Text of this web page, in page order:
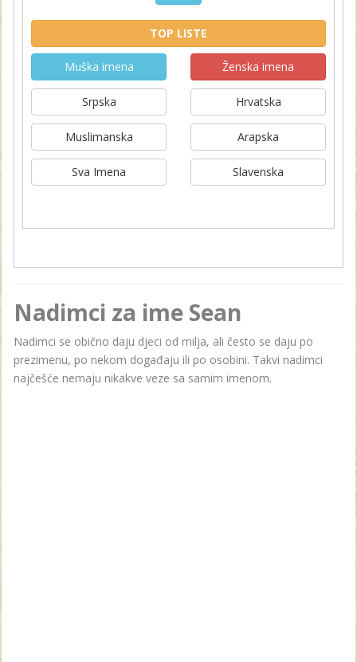
TOP LISTE
Muška imena Ženska imena
Srpska Hrvatska
Muslimanska Arapska
Sva Imena Slavenska
Nadimci za ime Sean
Nadimci se obično daju djeci od milja, ali često se daju po
prezimenu, po nekom događaju ili po osobini. Takvi nadimci
najčešće nemaju nikakve veze sa samim imenom.